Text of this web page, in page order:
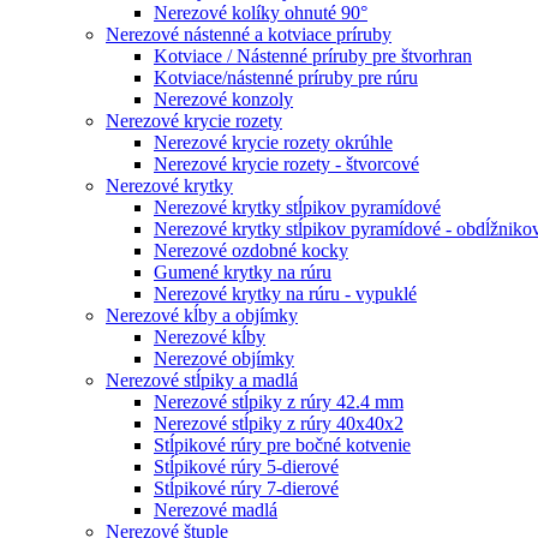
Nerezové kolíky ohnuté 90°
Nerezové nástenné a kotviace príruby
Kotviace / Nástenné príruby pre štvorhran
Kotviace/nástenné príruby pre rúru
Nerezové konzoly
Nerezové krycie rozety
Nerezové krycie rozety okrúhle
Nerezové krycie rozety - štvorcové
Nerezové krytky
Nerezové krytky stĺpikov pyramídové
Nerezové krytky stĺpikov pyramídové -
Nerezové ozdobné kocky
Gumené krytky na rúru
Nerezové krytky na rúru - vypuklé
Nerezové kĺby a objímky
Nerezové kĺby
Nerezové objímky
Nerezové stĺpiky a madlá
Nerezové stĺpiky z rúry 42.4 mm
Nerezové stĺpiky z rúry 40x40x2
Stĺpikové rúry pre bočné kotvenie
Stĺpikové rúry 5-dierové
Stĺpikové rúry 7-dierové
Nerezové madlá
Nerezové štuple